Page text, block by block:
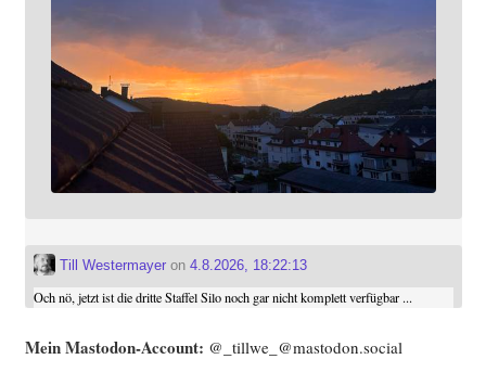
Till Westermayeron 4.8.2026, 18:22:13
Och nö, jetzt ist die dritte Staffel Silo noch gar nicht komplett verfügbar ...
Mein Mast­o­don-Account: @_tillwe_@mastodon.social